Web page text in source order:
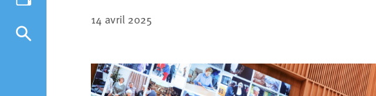
14 avril 2025